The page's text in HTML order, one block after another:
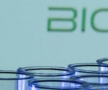
Ramazan
Rüya